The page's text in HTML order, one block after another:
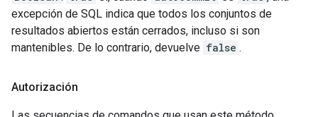
excepción de SQL indica que todos los conjuntos de
resultados abiertos están cerrados, incluso si son
mantenibles. De lo contrario, devuelve false .
Autorización